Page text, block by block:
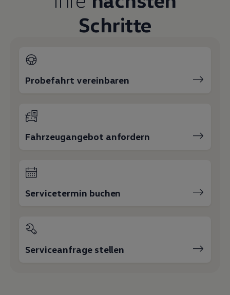
Schritte
Probefahrt vereinbaren
Fahrzeugangebot anfordern
Servicetermin buchen
Serviceanfrage stellen